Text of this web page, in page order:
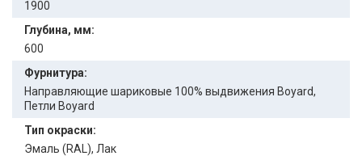
1900
Глубина, мм:
600
Фурнитура:
Направляющие шариковые 100% выдвижения Boyard,
Петли Boyard
Тип окраски:
Эмаль (RAL), Лак